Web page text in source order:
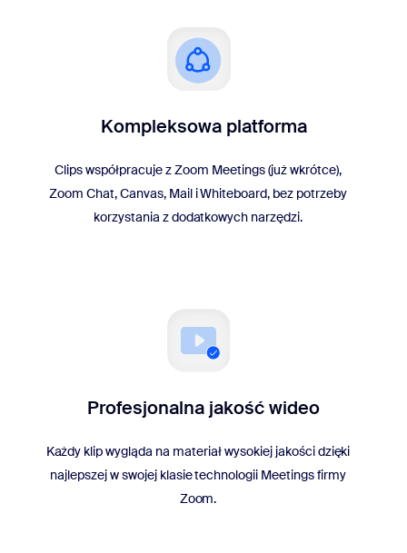
Kompleksowa platforma
Clips współpracuje z Zoom Meetings (już wkrótce),
Zoom Chat, Canvas, Mail i Whiteboard, bez potrzeby
korzystania z dodatkowych narzędzi.
Profesjonalna jakość wideo
Każdy klip wygląda na materiał wysokiej jakości dzięki
najlepszej w swojej klasie technologii Meetings firmy
Zoom.